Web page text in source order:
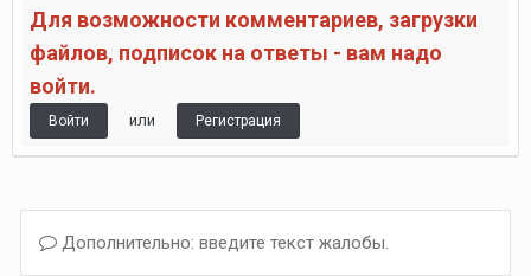
Для возможности комментариев, загрузки
файлов, подписок на ответы - вам надо
войти.
Войти или Регистрация
Дополнительно: введите текст жалобы.